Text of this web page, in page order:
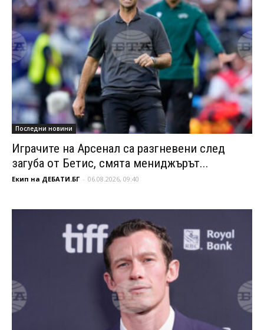
Последни новини
Играчите на Арсенал са разгневени след
загуба от Бетис, смята мениджърът...
Екип на ДЕБАТИ.БГ - 06.08.2026, 09:40